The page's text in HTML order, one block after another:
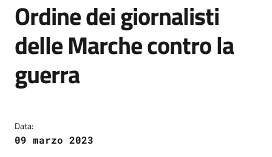
Ordine dei giornalisti
delle Marche contro la
guerra
Data:
09 marzo 2023